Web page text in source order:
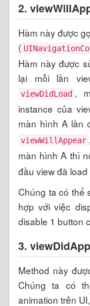
2.
Hàm này được
(
Hàm này được
lại mỗi lần
viewDidLoad ,
instance của
màn hình A lần
viewWillAppear
màn hình A thì
đầu view đã
Chúng ta có thể
hợp với việc
disable 1 button
3.
Method này
Chúng ta có
animation trên